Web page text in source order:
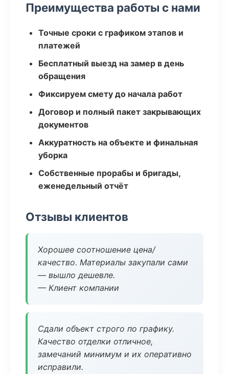
Преимущества работы с нами
Точные сроки с графиком этапов и
платежей
Бесплатный выезд на замер в день
обращения
Фиксируем смету до начала работ
Договор и полный пакет закрывающих
документов
Аккуратность на объекте и финальная
уборка
Собственные прорабы и бригады,
еженедельный отчёт
Отзывы клиентов
Хорошее соотношение цена/
качество. Материалы закупали сами
— вышло дешевле.
— Клиент компании
Сдали объект строго по графику.
Качество отделки отличное,
замечаний минимум и их оперативно
исправили.